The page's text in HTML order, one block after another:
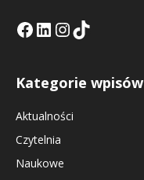
Facebook
LinkedIn
Tik Tok KEInstagramm KE
Kategorie wpisów
Aktualności
Czytelnia
Naukowe